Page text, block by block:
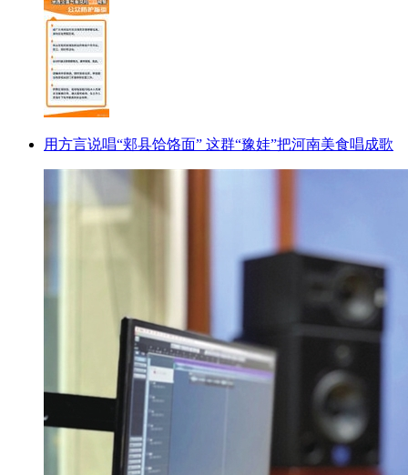
用方言说唱“郏县饸饹面” 这群“豫娃”把河南美食唱成歌